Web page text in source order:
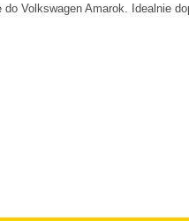
Volkswagen Amarok. Idealnie